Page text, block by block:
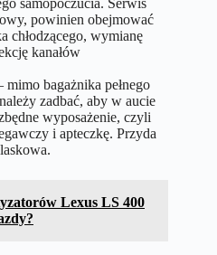
samopoczucia. Serwis
powinien obejmować
chłodzącego, wymianę
kanałów
mimo bagażnika pełnego
zadbać, aby w aucie
wyposażenie, czyli
i apteczkę. Przyda
Lexus LS 400